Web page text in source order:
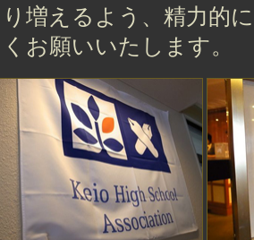
増えるよう、精力的
お願いいたします。